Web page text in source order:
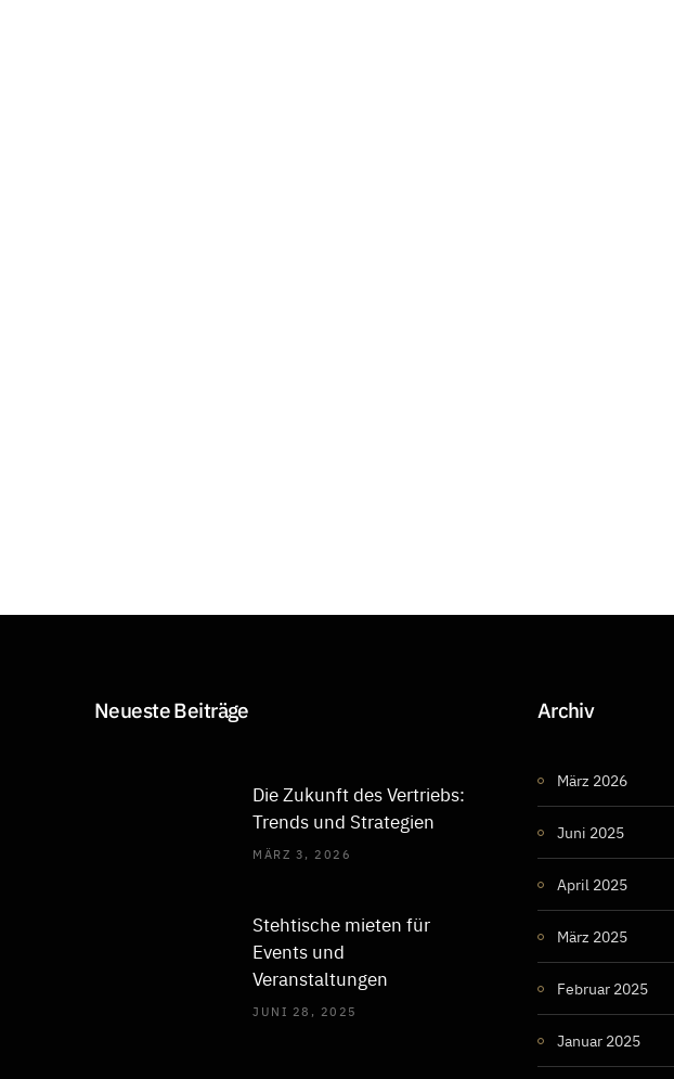
Neueste Beiträge
Die Zukunft des Vertriebs:
Trends und Strategien
MÄRZ 3, 2026
Stehtische mieten für
Events und
Veranstaltungen
JUNI 28, 2025
Archiv
März 2026
Juni 2025
April 2025
März 2025
Februar 2025
Januar 2025